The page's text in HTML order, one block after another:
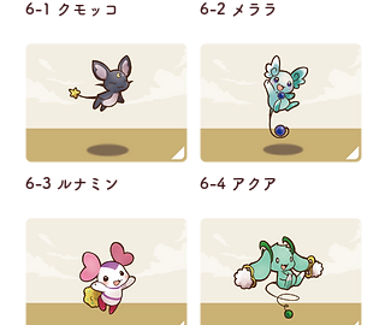
6-1 クモッコ
6-3 ルナミン
6-2 メララ
6-4 アクア